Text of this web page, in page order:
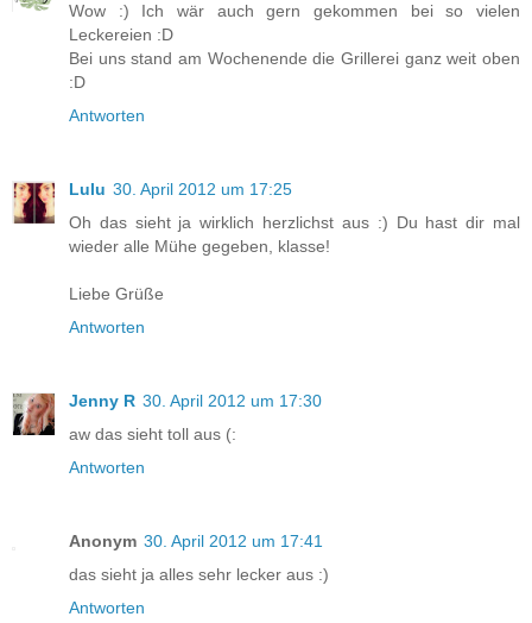
Wow :) Ich wär auch gern gekommen bei so vielen
Leckereien :D
Bei uns stand am Wochenende die Grillerei ganz weit oben
:D
Antworten
Lulu 30. April 2012 um 17:25
Oh das sieht ja wirklich herzlichst aus :) Du hast dir mal
wieder alle Mühe gegeben, klasse!
Liebe Grüße
Antworten
Jenny R 30. April 2012 um 17:30
aw das sieht toll aus (:
Antworten
Anonym 30. April 2012 um 17:41
das sieht ja alles sehr lecker aus :)
Antworten